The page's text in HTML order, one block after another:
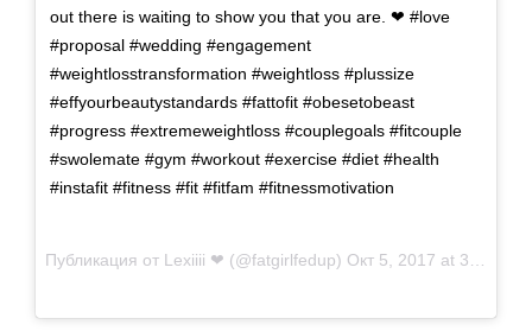
out there is waiting to show you that you are. ❤ #love
#proposal #wedding #engagement
#weightlosstransformation #weightloss #plussize
#effyourbeautystandards #fattofit #obesetobeast
#progress #extremeweightloss #couplegoals #fitcouple
#swolemate #gym #workout #exercise #diet #health
#instafit #fitness #fit #fitfam #fitnessmotivation
Публикация от Lexiiii ❤ (@fatgirlfedup) Окт 5, 2017 at 3:37 PDT